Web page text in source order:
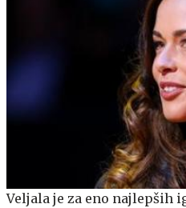
Veljala je za eno najlepših